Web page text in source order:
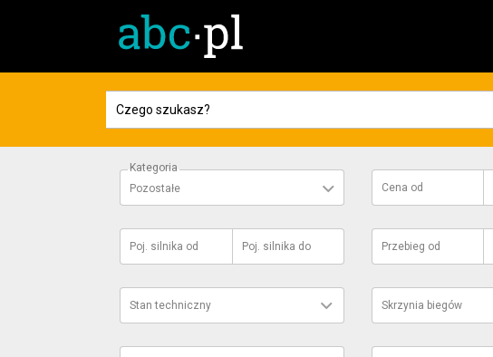
Kategoria
Pozostałe
Cena od
Poj. silnika od Poj. silnika do Przebieg od
Stan techniczny Skrzynia biegów